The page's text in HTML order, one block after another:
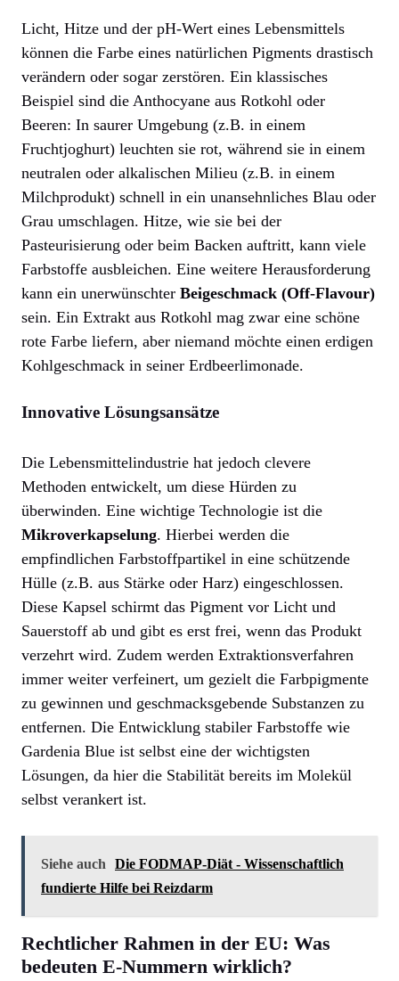
Licht, Hitze und der pH-Wert eines Lebensmittels
können die Farbe eines natürlichen Pigments drastisch
verändern oder sogar zerstören. Ein klassisches
Beispiel sind die Anthocyane aus Rotkohl oder
Beeren: In saurer Umgebung (z.B. in einem
Fruchtjoghurt) leuchten sie rot, während sie in einem
neutralen oder alkalischen Milieu (z.B. in einem
Milchprodukt) schnell in ein unansehnliches Blau oder
Grau umschlagen. Hitze, wie sie bei der
Pasteurisierung oder beim Backen auftritt, kann viele
Farbstoffe ausbleichen. Eine weitere Herausforderung
kann ein unerwünschter Beigeschmack (Off-Flavour)
sein. Ein Extrakt aus Rotkohl mag zwar eine schöne
rote Farbe liefern, aber niemand möchte einen erdigen
Kohlgeschmack in seiner Erdbeerlimonade.
Innovative Lösungsansätze
Die Lebensmittelindustrie hat jedoch clevere
Methoden entwickelt, um diese Hürden zu
überwinden. Eine wichtige Technologie ist die
Mikroverkapselung. Hierbei werden die
empfindlichen Farbstoffpartikel in eine schützende
Hülle (z.B. aus Stärke oder Harz) eingeschlossen.
Diese Kapsel schirmt das Pigment vor Licht und
Sauerstoff ab und gibt es erst frei, wenn das Produkt
verzehrt wird. Zudem werden Extraktionsverfahren
immer weiter verfeinert, um gezielt die Farbpigmente
zu gewinnen und geschmacksgebende Substanzen zu
entfernen. Die Entwicklung stabiler Farbstoffe wie
Gardenia Blue ist selbst eine der wichtigsten
Lösungen, da hier die Stabilität bereits im Molekül
selbst verankert ist.
Siehe auch
Die FODMAP-Diät - Wissenschaftlich
fundierte Hilfe bei Reizdarm
Rechtlicher Rahmen in der EU: Was
bedeuten E-Nummern wirklich?